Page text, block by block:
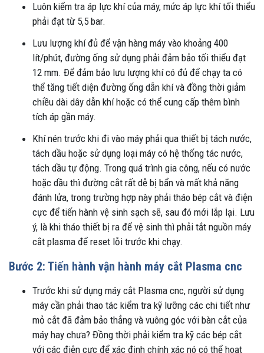
Luôn kiểm tra áp lực khí của máy, mức áp lực khí tối thiểu
phải đạt từ 5,5 bar.
Lưu lượng khí đủ để vận hàng máy vào khoảng 400
lít/phút, đường ống sử dụng phải đảm bảo tối thiểu đạt
12 mm. Để đảm bảo lưu lượng khí có đủ để chạy ta có
thể tăng tiết diện đường ống dẫn khí và đồng thời giảm
chiều dài dây dẫn khí hoặc có thể cung cấp thêm bình
tích áp gần máy.
Khí nén trước khi đi vào máy phải qua thiết bị tách nước,
tách dầu hoặc sử dụng loại máy có hệ thống tác nước,
tách dầu tự động. Trong quá trình gia công, nếu có nước
hoặc dầu thì đường cắt rất dễ bị bẩn và mất khả năng
đánh lửa, trong trường hợp này phải tháo bép cắt và điện
cực để tiến hành vệ sinh sạch sẽ, sau đó mới lắp lại. Lưu
ý, là khi tháo thiết bị ra để vệ sinh thì phải tắt nguồn máy
cắt plasma để reset lỗi trước khi chạy.
Bước 2: Tiến hành vận hành máy cắt Plasma cnc
Trước khi sử dụng máy cắt Plasma cnc, người sử dụng
máy cần phải thao tác kiểm tra kỹ lưỡng các chi tiết như
mỏ cắt đã đảm bảo thẳng và vuông góc với bàn cắt của
máy hay chưa? Đồng thời phải kiểm tra kỹ các bép cắt
với các điện cực để xác định chính xác nó có thể hoạt